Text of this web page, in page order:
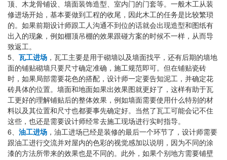
顶、木龙骨铺设、墙面装饰造型、室内门的门套等。一般木工从装
修进场开始，基本要做到工程的收尾，因此木工的任务是比较繁琐
的。如果前期设计师跟工人沟通不到位的话就会出现造型和图纸有
出入的现象，例如棚顶吊棚的效果跟碰方案的时候不一样，从而导
致返工。
5、 瓦工进场 ，瓦工主要是用于砌墙以及墙面找平，还有后期的墙地
面的铺贴砌墙只要尺寸确定准确，施工规范即可。但在铺贴瓷砖
时，如果局部需要花色的搭配，设计师一定要告知泥工，并确定花
砖具体的位置。墙面和地面如果出效果图就更好了，这样有助于瓦
工更好的理解铺贴后的整体效果，例如墙面需要使用什么特别的材
料以及其位置和尺寸也都要事先确定好。当然了瓦工可能会记不住
这些，也还是需要设计师经常去施工现场进行实时指导。
6、 油工进场 ，油工进场已经是装修的最后一个环节了，设计师需要
跟油工进行交流并对屋内的色彩的视觉感加以说明，因为不同的涂
漆的方法所带来的效果也是不同的。此外，如果个别地方需要铺壁